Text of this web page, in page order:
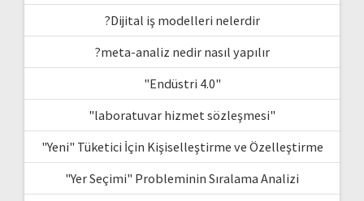
?Dijital iş modelleri nelerdir
?meta-analiz nedir nasıl yapılır
"Endüstri 4.0"
"laboratuvar hizmet sözleşmesi"
"Yeni" Tüketici İçin Kişiselleştirme ve Özelleştirme
"Yer Seçimi" Probleminin Sıralama Analizi